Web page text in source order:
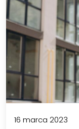
16 marca 2023